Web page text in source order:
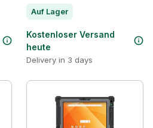
Auf Lager
Kostenloser Versand
heute
Delivery in 3 days